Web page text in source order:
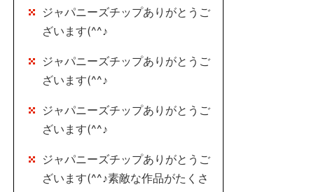
ジャパニーズチップありがとうご
ざいます(^^♪
ジャパニーズチップありがとうご
ざいます(^^♪
ジャパニーズチップありがとうご
ざいます(^^♪
ジャパニーズチップありがとうご
ざいます(^^♪素敵な作品がたくさ